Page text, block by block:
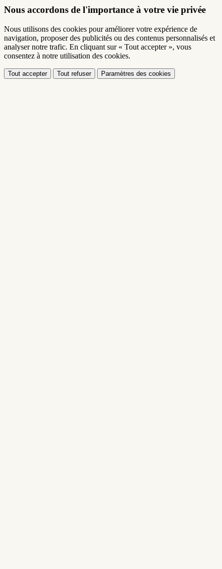
Nous accordons de l'importance à votre vie privée
Nous utilisons des cookies pour améliorer votre expérience de
navigation, proposer des publicités ou des contenus personnalisés et
analyser notre trafic. En cliquant sur « Tout accepter », vous
consentez à notre utilisation des cookies.
Tout accepter Tout refuser Paramètres des cookies